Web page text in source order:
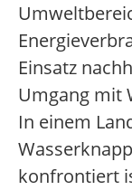
Einsatz
Umgang mit
In einem
konfrontiert